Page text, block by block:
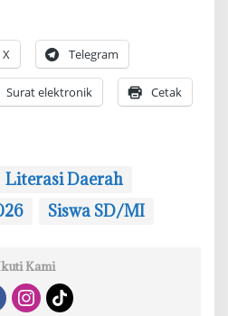
X Telegram
Surat elektronik Cetak
Literasi Daerah
Siswa SD/MI
Kami